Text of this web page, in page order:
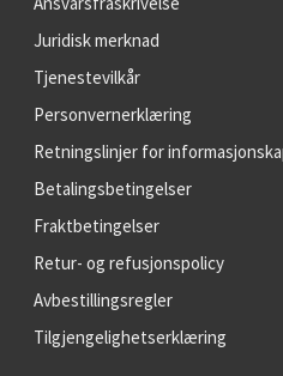
Juridisk merknad
Tjenestevilkår
Personvernerklæring
Retningslinjer for
Betalingsbetingelser
Fraktbetingelser
Retur- og refusjonspolicy
Avbestillingsregler
Tilgjengelighetserklæring